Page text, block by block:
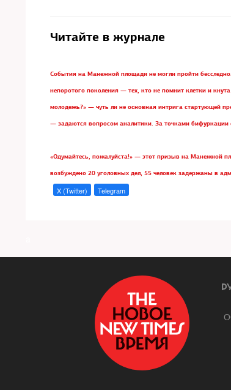
Читайте в журнале
События на Манежной площади не могли пройти
непоротого поколения — тех, кто не помнит клетки и
молодежь?» — чуть ли не основная интрига стартующей
— задаются вопросом аналитики. За точками бифуркации
«Одумайтесь, пожалуйста!» — этот призыв на Манежной
возбуждено 20 уголовных дел, 55 человек задержаны в
X (Twitter) Telegram